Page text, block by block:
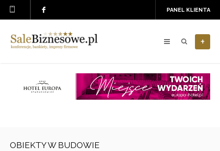
PANEL KLIENTA
+
OBIEKTY W BUDOWIE